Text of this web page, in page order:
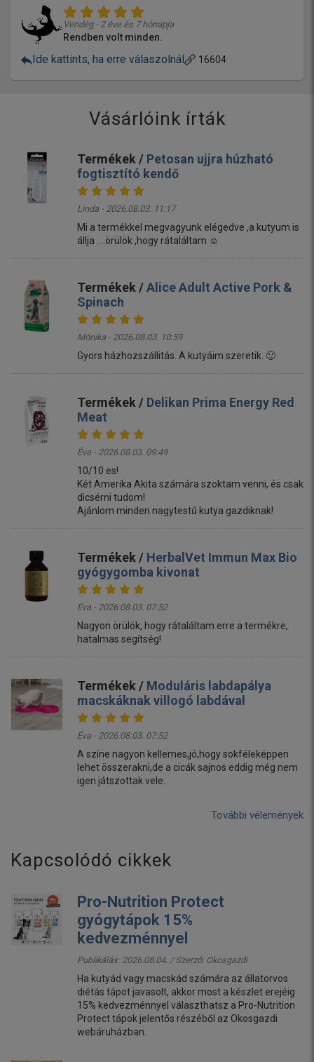
Vendég - 2 éve és 7 hónapja
Rendben volt minden.
Ide kattints, ha erre válaszolnál 16604
Vásárlóink írták
Termékek / Petosan ujjra húzható
fogtisztító kendő
Linda - 2026.08.03. 11:17
Mi a termékkel megvagyunk elégedve ,a kutyum is
állja ....örülök ,hogy rátaláltam ☺️
Termékek /Alice Adult Active Pork &
Spinach
Mónika - 2026.08.03. 10:59
Gyors házhozszállitás. A kutyáim szeretik. 🙂
Termékek / Delikan Prima Energy Red
Meat
Éva - 2026.08.03. 09:49
10/10 es!
Két Amerika Akita számára szoktam venni, és csak
dicsérni tudom!
Ajánlom minden nagytestű kutya gazdiknak!
Termékek / HerbalVet Immun Max Bio
gyógygomba kivonat
Éva - 2026.08.03. 07:52
Nagyon örülök, hogy rátaláltam erre a termékre,
hatalmas segítség!
Termékek / Moduláris labdapálya
macskáknak villogó labdával
Éva - 2026.08.03. 07:52
A színe nagyon kellemes,jó,hogy sokféleképpen
lehet összerakni,de a cicák sajnos eddig még nem
igen játszottak vele.
További vélemények
Kapcsolódó cikkek
Pro-Nutrition Protect
gyógytápok 15%
kedvezménnyel
Publikálás: 2026.08.04. / Szerző: Okosgazdi
Ha kutyád vagy macskád számára az állatorvos
diétás tápot javasolt, akkor most a készlet erejéig
15% kedvezménnyel választhatsz a Pro-Nutrition
Protect tápok jelentős részéből az Okosgazdi
webáruházban.